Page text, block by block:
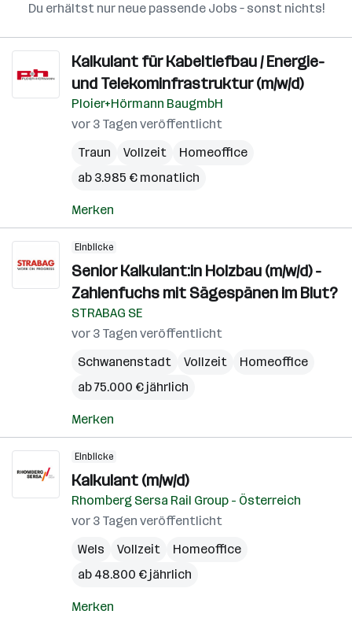
Du erhältst nur neue passende Jobs – sonst nichts!
Kalkulant für Kabeltiefbau / Energie-
und Telekominfrastruktur (m/w/d)
Ploier+Hörmann BaugmbH
vor 3 Tagen veröffentlicht
Traun
Vollzeit
Homeoffice
ab 3.985 € monatlich
Merken
Einblicke
Senior Kalkulant:in Holzbau (m/w/d) -
Zahlenfuchs mit Sägespänen im Blut?
STRABAG SE
vor 3 Tagen veröffentlicht
Schwanenstadt
Vollzeit
Homeoffice
ab 75.000 € jährlich
Merken
Einblicke
Kalkulant (m/w/d)
Rhomberg Sersa Rail Group - Österreich
vor 3 Tagen veröffentlicht
Wels
Vollzeit
Homeoffice
ab 48.800 € jährlich
Merken